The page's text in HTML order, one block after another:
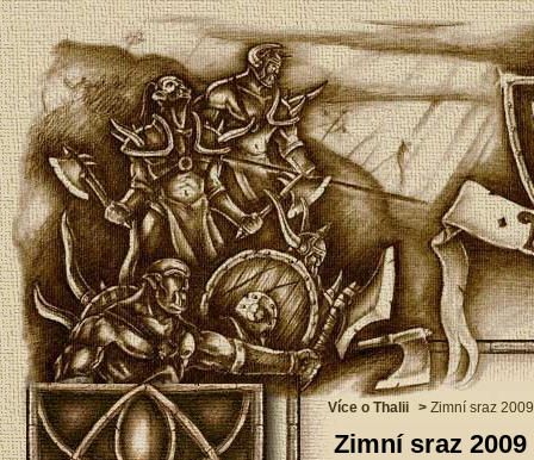
Více o Thalii > Zimní sraz 2009
Zimní sraz 2009